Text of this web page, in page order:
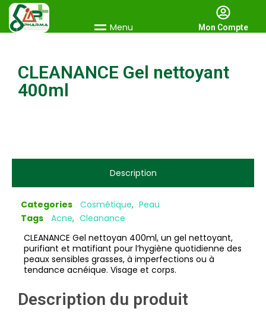
Menu Mon Compte
CLEANANCE Gel nettoyant
400ml
Description
Categories Cosmétique, Peau
Tags
Acne, Cleanance
CLEANANCE Gel nettoyan 400ml, un gel nettoyant,
purifiant et matifiant pour l’hygiène quotidienne des
peaux sensibles grasses, à imperfections ou à
tendance acnéique. Visage et corps.
Description du produit